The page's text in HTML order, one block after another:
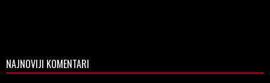
NAJNOVIJI KOMENTARI